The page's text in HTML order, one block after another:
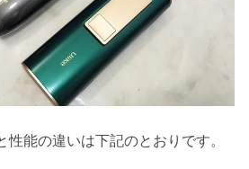
能の違いは下記のとおりです。